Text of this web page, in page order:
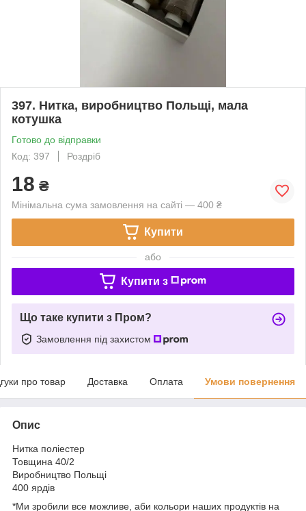
397. Нитка, виробництво Польщі, мала
котушка
Готово до відправки
Код: 397
Роздріб
18 ₴
Мінімальна сума замовлення на сайті — 400 ₴
Купити
або
Купити з
Що таке купити з Пром?
Замовлення під захистом
про товар Доставка Оплата Умови повернення
Опис
Нитка поліестер
Товщина 40/2
Виробництво Польщі
400 ярдів
*Ми зробили все можливе, аби кольори наших продуктів на